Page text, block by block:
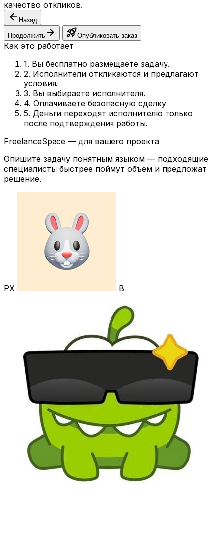
качество откликов.
arrow_back Назад
Продолжить arrow_forward rocket_launchОпубликовать заказ
Как это работает
1. Вы бесплатно размещаете задачу.
2. Исполнители откликаются и предлагают
условия.
3. Вы выбираете исполнителя.
4. Оплачиваете безопасную сделку.
5. Деньги переходят исполнителю только
после подтверждения работы.
FreelanceSpace — для вашего проекта
Опишите задачу понятным языком — подходящие
специалисты быстрее поймут объём и предложат
решение.
РХ В